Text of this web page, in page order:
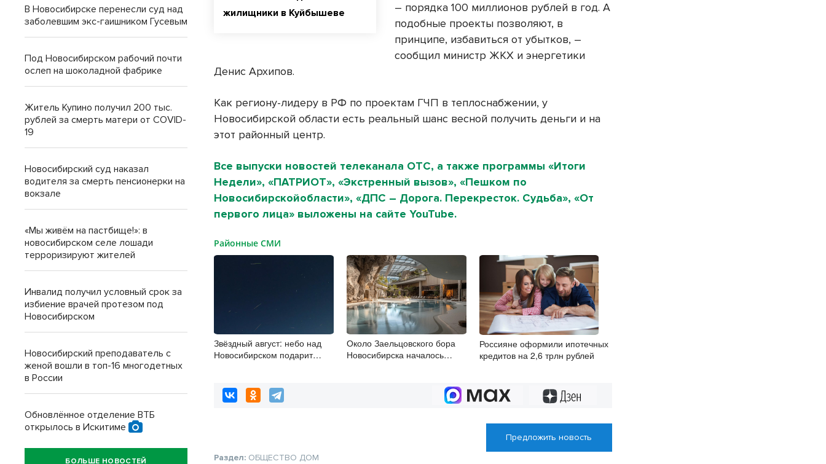
жилищники в Куйбышеве
– порядка 100 миллионов рублей в год. А
подобные проекты позволяют, в
принципе, избавиться от убытков, –
сообщил министр ЖКХ и энергетики
Денис Архипов.
Как региону-лидеру в РФ по проектам ГЧП в теплоснабжении, у
Новосибирской области есть реальный шанс весной получить деньги и на
этот районный центр.
Все выпуски новостей телеканала ОТС, а также программы «Итоги
Недели», «ПАТРИОТ», «Экстренный вызов», «Пешком по
Новосибирскойобласти», «ДПС – Дорога. Перекресток. Судьба», «От
первого лица» выложены на сайте YouTube.
Районные СМИ
Звёздный август: небо над
Новосибирском подарит
Около Заельцовского бора
Новосибирска началось
Россияне оформили ипотечных
кредитов на 2,6 трлн рублей
Предложить новость
Раздел: ОБЩЕСТВО ДОМ
В Новосибирске перенесли суд над
заболевшим экс-гаишником Гусевым
Под Новосибирском рабочий почти
ослеп на шоколадной фабрике
Житель Купино получил 200 тыс.
рублей за смерть матери от COVID-
19
Новосибирский суд наказал
водителя за смерть пенсионерки на
вокзале
«Мы живём на пастбище!»: в
новосибирском селе лошади
терроризируют жителей
Инвалид получил условный срок за
избиение врачей протезом под
Новосибирском
Новосибирский преподаватель с
женой вошли в топ-16 многодетных
в России
Обновлённое отделение ВТБ
открылось в Искитиме
БОЛЬШЕ НОВОСТЕЙ